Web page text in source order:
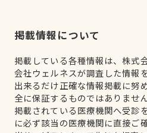
掲載情報について
掲載している各種情報は、株式
会社ウェルネスが調査した情報
出来るだけ正確な情報掲載に努
全に保証するものではありません
掲載されている医療機関へ受診
に必ず該当の医療機関に直接ご